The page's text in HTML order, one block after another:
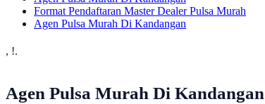
Format Pendaftaran Master Dealer Pulsa Murah
Agen Pulsa Murah Di Kandangan
, !.
Agen Pulsa Murah Di Kandangan